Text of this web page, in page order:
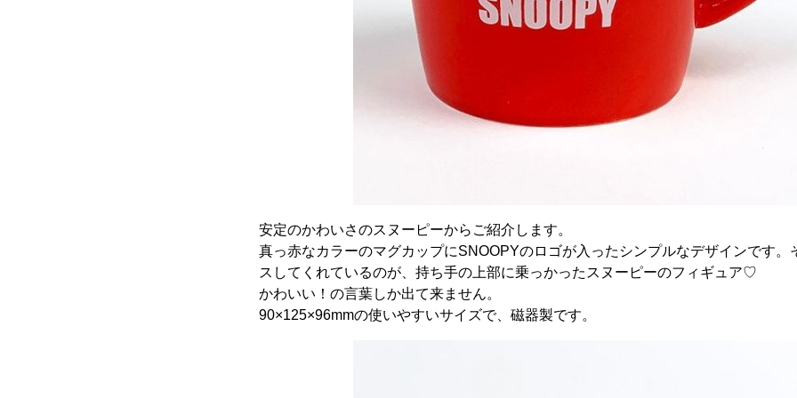
安定のかわいさのスヌーピーからご紹介します。
真っ赤なカラーのマグカップにSNOOPYのロゴが入ったシンプルなデザインです。
スしてくれているのが、持ち手の上部に乗っかったスヌーピーのフィギュア♡
かわいい！の言葉しか出て来ません。
90×125×96mmの使いやすいサイズで、磁器製です。